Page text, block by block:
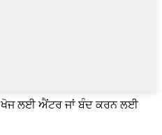
ਖੋਜ ਲਈ ਐਂਟਰ ਜਾਂ ਬੰਦ ਕਰਨ ਲਈ